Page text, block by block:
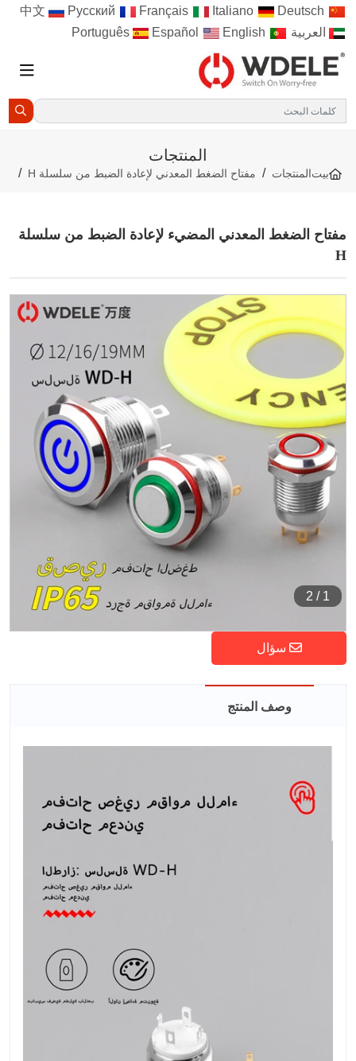
中文
Русский Français Italiano
Deutsch
العربية
Português
Español English
المنتجات
بيتالمنتجات مفتاح الضغط المعدني لإعادة الضبط من سلسلة H
الضغط المعدني المضيء لإعادة الضبط من سلسلة
سؤال
1
/
2
وصف المنتج